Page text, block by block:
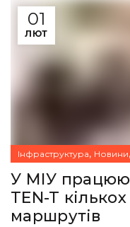
01
ЛЮТ
Інфраструктура, Новини,
У МІУ
TEN-T
маршрутів